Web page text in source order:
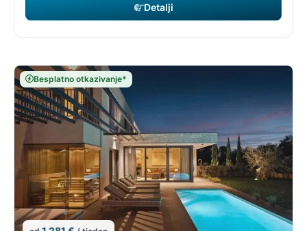
Detalji
Besplatno otkazivanje*